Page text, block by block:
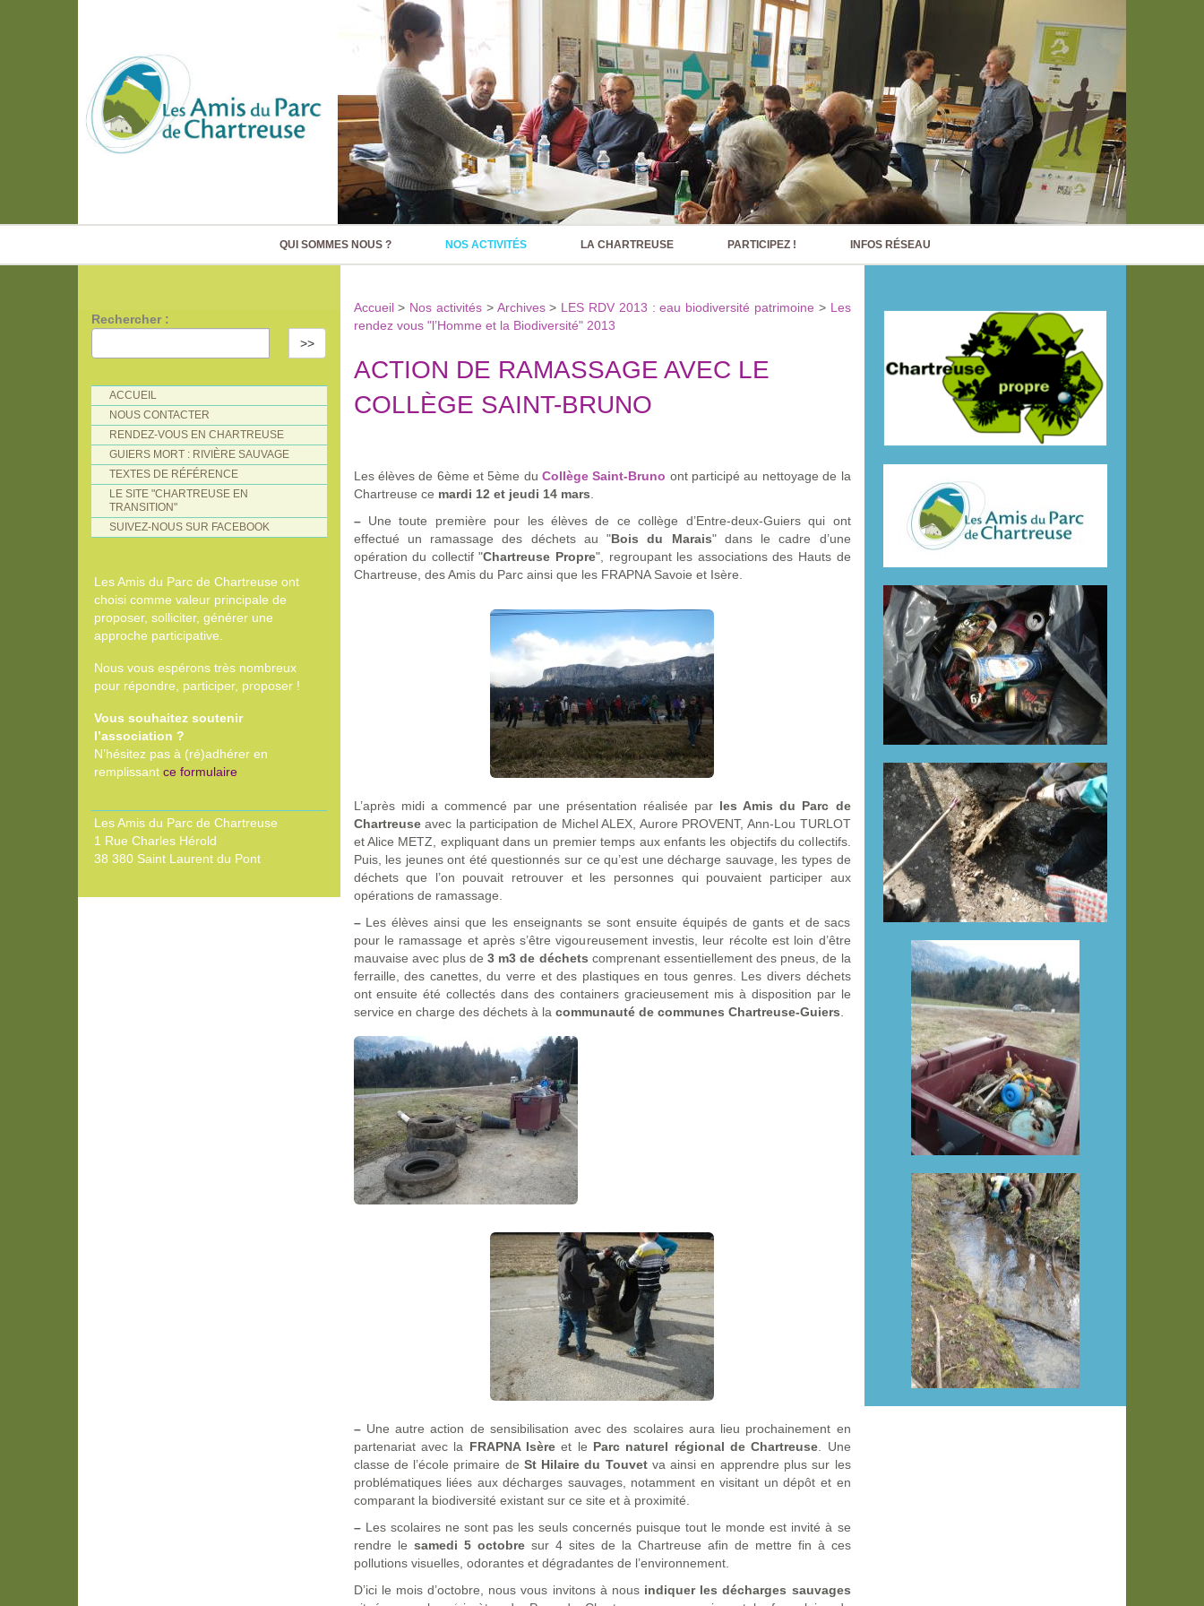
QUI SOMMES NOUS ? NOS ACTIVITÉS LA CHARTREUSE PARTICIPEZ ! INFOS RÉSEAU
Accueil> Nos activités> Archives> LES RDV 2013 : eau biodiversité patrimoine > Les
rendez vous "l’Homme et la Biodiversité" 2013
ACTION DE RAMASSAGE AVEC LE
COLLÈGE SAINT-BRUNO
Les élèves de 6ème et 5ème du Collège Saint-Bruno ont participé au nettoyage de la
Chartreuse ce mardi 12 et jeudi 14 mars
–Une toute première pour les élèves de ce collège d’Entre-deux-Guiers qui ont
effectué un ramassage des déchets au "Bois du Marais" dans le cadre d’une
opération du collectif "Chartreuse Propre", regroupant les associations des Hauts de
Chartreuse, des Amis du Parc ainsi que les FRAPNA Savoie et Isère.
L’après midi a commencé par une présentation réalisée par les Amis du Parc de
Chartreuseavec la participation de Michel ALEX, Aurore PROVENT, Ann-Lou TURLOT
et Alice METZ, expliquant dans un premier temps aux enfants les objectifs du collectifs.
Puis, les jeunes ont été questionnés sur ce qu’est une décharge sauvage, les types de
déchets que l’on pouvait retrouver et les personnes qui pouvaient participer aux
opérations de ramassage.
–Les élèves ainsi que les enseignants se sont ensuite équipés de gants et de sacs
pour le ramassage et après s’être vigoureusement investis, leur récolte est loin d’être
mauvaise avec plus de3 m3 de déchets comprenant essentiellement des pneus, de la
ferraille, des canettes, du verre et des plastiques en tous genres. Les divers déchets
ont ensuite été collectés dans des containers gracieusement mis à disposition par le
service en charge des déchets à la communauté de communes Chartreuse-Guiers.
–Une autre action de sensibilisation avec des scolaires aura lieu prochainement en
partenariat avec la FRAPNA Isèreet le Parc naturel régional de Chartreuse. Une
classe de l’école primaire de St Hilaire du Touvetva ainsi en apprendre plus sur les
problématiques liées aux décharges sauvages, notamment en visitant un dépôt et en
comparant la biodiversité existant sur ce site et à proximité.
–Les scolaires ne sont pas les seuls concernés puisque tout le monde est invité à se
rendre le samedi 5 octobresur 4 sites de la Chartreuse afin de mettre fin à ces
pollutions visuelles, odorantes et dégradantes de l’environnement.
D’ici le mois d’octobre, nous vous invitons à nous indiquer les décharges sauvages
Rechercher :
>>
ACCUEIL
NOUS CONTACTER
RENDEZ-VOUS EN CHARTREUSE
GUIERS MORT : RIVIÈRE SAUVAGE
TEXTES DE RÉFÉRENCE
LE SITE "CHARTREUSE EN
TRANSITION"
SUIVEZ-NOUS SUR FACEBOOK
Les Amis du Parc de Chartreuse ont
choisi comme valeur principale de
proposer, solliciter, générer une
approche participative.
Nous vous espérons très nombreux
pour répondre, participer, proposer !
Vous souhaitez soutenir
l’association ?
N’hésitez pas à (ré)adhérer en
remplissant ce formulaire
Les Amis du Parc de Chartreuse
1 Rue Charles Hérold
38 380 Saint Laurent du Pont